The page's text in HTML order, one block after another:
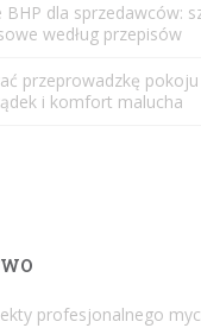
BHP dla sprzedawców:
według przepisów
przeprowadzkę
i komfort malucha
profesjonalnego